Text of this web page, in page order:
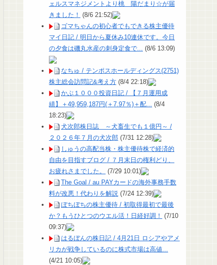
ェルスマネジメントより桃 陽だまり☆が届
きました！ (8/6 21:52)
ゴマちゃんの初心者でもできる株主優待
マイ日記 / 明日から夏休み10連休です。今日
の夕食は磯丸水産の刺身定食で...
(8/6 13:09)
なちゅ / テンポスホールディングス(2751)
株主総会訪問記&考え方 (8/4 22:18)
かぶ１０００投資日記 / 【７月運用成
績】＋49,959,187円(＋7.97％)＋配...
(8/4
18:23)
犬次郎株日誌 ～犬畜生でも１億円～ /
２０２６年７月の犬次郎 (7/31 12:28)
しゅうの高配当株・株主優待株で経済的
自由を目指すブログ / ７月末日の権利どり、
お疲れさまでした。
(7/29 10:01)
The Goal / au PAYカードの海外事務手数
料が改悪！代わりを解説 (7/24 12:39)
ぼちぼちの株主優待 / 初取得最初で最後
か？もうひとつのウエル活！日経好調！ (7/10
09:37)
はるぼんの株日記 / 4月21日 ロシアやアメ
リカが戦争しているのに株式市場は高値...
(4/21 10:05)